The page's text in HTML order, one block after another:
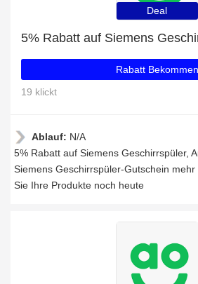
Deal
5% Rabatt auf Siemens
Rabatt Bekommen
19 klickt
Ablauf: N/A
5% Rabatt auf Siemens Geschirrspüler,
Siemens Geschirrspüler-Gutschein
Sie Ihre Produkte noch heute